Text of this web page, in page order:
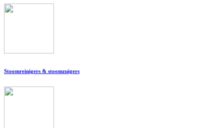
Stoomreinigers & stoomzuigers